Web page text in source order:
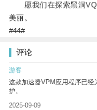
愿我们在探索黑洞VQ
美丽。
#44#
评论
游客
这款加速器VPM应用程序已经
护。
2025-09-09